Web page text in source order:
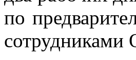
по
сотрудниками